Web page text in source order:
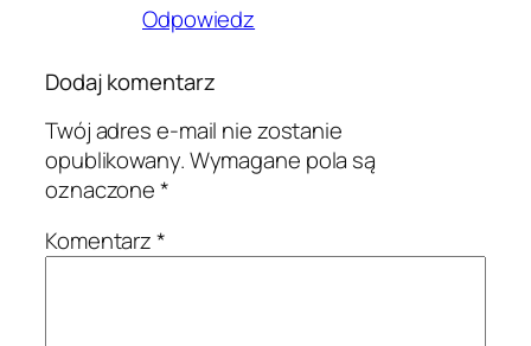
Odpowiedz
Dodaj komentarz
Twój adres e-mail nie zostanie
opublikowany.Wymagane pola są
oznaczone*
Komentarz*